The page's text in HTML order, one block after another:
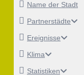
Name der Stadt
Partnerstädte
Ereignisse
Klima
Statistiken